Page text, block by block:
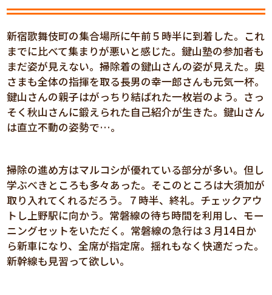
新宿歌舞伎町の集合場所に午前５時半に到着した。これ
までに比べて集まりが悪いと感じた。鍵山塾の参加者も
まだ姿が見えない。掃除着の鍵山さんの姿が見えた。奥
さまも全体の指揮を取る長男の幸一郎さんも元気一杯。
鍵山さんの親子はがっちり結ばれた一枚岩のよう。さっ
そく秋山さんに鍛えられた自己紹介が生きた。鍵山さん
は直立不動の姿勢で…。
掃除の進め方はマルコシが優れている部分が多い。但し
学ぶべきところも多々あった。そこのところは大須加が
取り入れてくれるだろう。７時半、終礼。チェックアウ
トし上野駅に向かう。常磐線の待ち時間を利用し、モー
ニングセットをいただく。常磐線の急行は３月14日か
ら新車になり、全席が指定席。揺れもなく快適だった。
新幹線も見習って欲しい。